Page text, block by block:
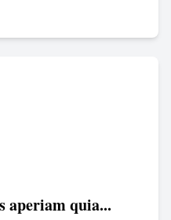
aperiam quia...